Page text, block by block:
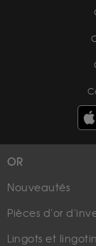
OR
Nouveautés
Pièces d'or
Lingots et